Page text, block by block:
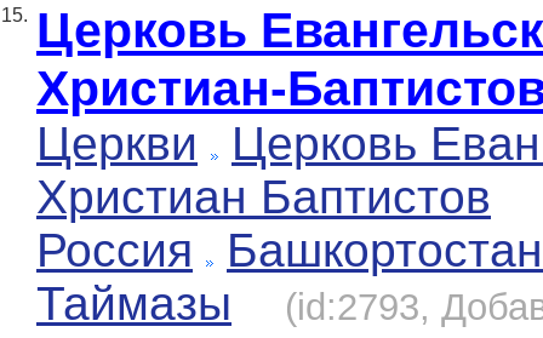
15. Церковь
Христиан-
Церкви
Церковь
Христиан Баптистов
Россия
Башкортостан
Таймазы
(id:2793,